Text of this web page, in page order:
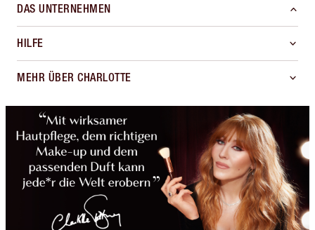
DAS UNTERNEHMEN
HILFE
MEHR ÜBER CHARLOTTE